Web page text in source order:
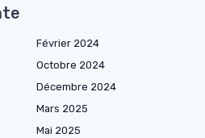
Février 2024
Octobre 2024
Décembre 2024
Mars 2025
Mai 2025